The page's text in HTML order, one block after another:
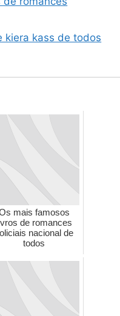
kiera kass de todos
mais famosos
de romances
nacional de
todos